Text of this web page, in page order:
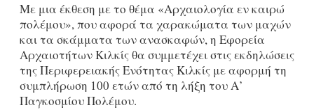
Με μια έκθεση με το θέμα «Αρχαιολογία εν καιρώ
πολέμου», που αφορά τα χαρακώματα των μαχών
και τα σκάμματα των ανασκαφών, η Εφορεία
Αρχαιοτήτων Κιλκίς θα συμμετέχει στις εκδηλώσεις
της Περιφερειακής Ενότητας Κιλκίς με αφορμή τη
συμπλήρωση 100 ετών από τη λήξη του Α’
Παγκοσμίου Πολέμου.